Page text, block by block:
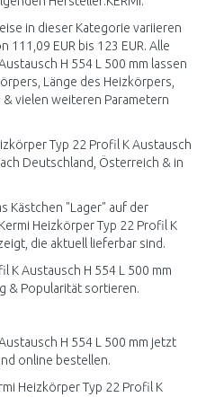
in dieser Kategorie variieren
111,09 EUR bis 123 EUR. Alle
H 554 L 500 mm lassen
Länge des Heizkörpers,
vielen weiteren Parametern
Typ 22 Profil K Austausch
Deutschland, Österreich & in
Kästchen "Lager" auf der
Heizkörper Typ 22 Profil K
die aktuell lieferbar sind.
K Austausch H 554 L 500 mm
& Popularität sortieren.
H 554 L 500 mm jetzt
online bestellen.
Heizkörper Typ 22 Profil K